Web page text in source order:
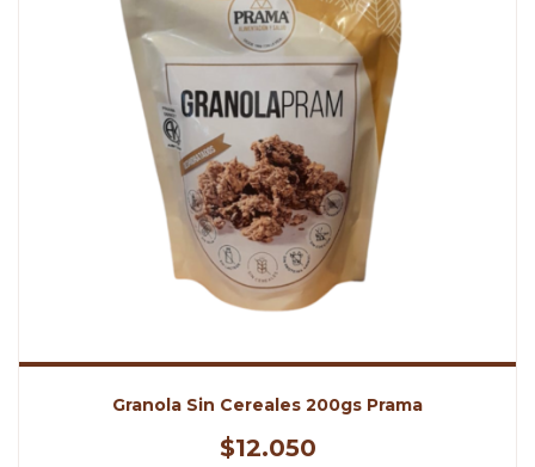
Granola Sin Cereales 200gs Prama
$12.050